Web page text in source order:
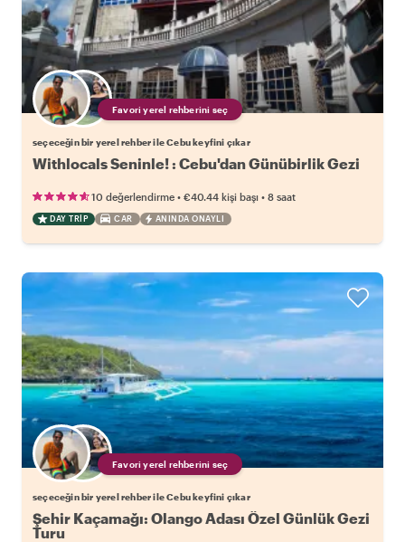
Favori yerel rehberini seç
seçeceğin bir yerel rehber ile Cebu keyfini çıkar
Withlocals Seninle! : Cebu'dan Günübirlik Gezi
10 değerlendirme • €40.44 kişi başı • 8 saat
DAY TRIP CAR ANINDA ONAYLI
Favori yerel rehberini seç
seçeceğin bir yerel rehber ile Cebu keyfini çıkar
Şehir Kaçamağı: Olango Adası Özel Günlük Gezi
Turu